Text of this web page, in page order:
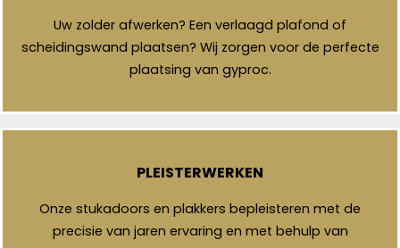
Uw zolder afwerken? Een verlaagd plafond of
scheidingswand plaatsen? Wij zorgen voor de perfecte
plaatsing van gyproc.
PLEISTERWERKEN
Onze stukadoors en plakkers bepleisteren met de
precisie van jaren ervaring en met behulp van